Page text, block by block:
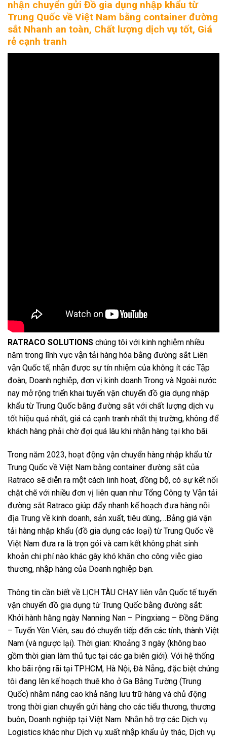
nhận chuyển gửi Đồ gia dụng nhập khẩu từ
Trung Quốc về Việt Nam bằng container đường
sắt Nhanh an toàn, Chất lượng dịch vụ tốt, Giá
rẻ cạnh tranh
RATRACO SOLUTIONS chúng tôi với kinh nghiệm nhiều
năm trong lĩnh vực vận tải hàng hóa bằng đường sắt Liên
vận Quốc tế, nhận được sự tín nhiệm của không ít các Tập
đoàn, Doanh nghiệp, đơn vị kinh doanh Trong và Ngoài nước
nay mở rộng triển khai tuyến vận chuyển đồ gia dụng nhập
khẩu từ Trung Quốc bằng đường sắt với chất lượng dịch vụ
tốt hiệu quả nhất, giá cả cạnh tranh nhất thị trường, không để
khách hàng phải chờ đợi quá lâu khi nhận hàng tại kho bãi.
Trong năm 2023, hoạt động vận chuyển hàng nhập khẩu từ
Trung Quốc về Việt Nam bằng container đường sắt của
Ratraco sẽ diễn ra một cách linh hoat, đồng bộ, có sự kết nối
chặt chẽ với nhiều đơn vị liên quan như Tổng Công ty Vận tải
đường sắt Ratraco giúp đẩy nhanh kế hoạch đưa hàng nội
địa Trung về kinh doanh, sản xuất, tiêu dùng,…Bảng giá vận
tải hàng nhập khẩu (đồ gia dụng các loại) từ Trung Quốc về
Việt Nam đưa ra là trọn gói và cam kết không phát sinh
khoản chi phí nào khác gây khó khăn cho công việc giao
thương, nhập hàng của Doanh nghiệp bạn.
Thông tin cần biết về LỊCH TÀU CHẠY liên vận Quốc tế tuyến
vận chuyển đồ gia dụng từ Trung Quốc bằng đường sắt:
Khởi hành hằng ngày Nanning Nan – Pingxiang – Đồng Đăng
– Tuyến Yên Viên, sau đó chuyển tiếp đến các tỉnh, thành Việt
Nam (và ngược lại). Thời gian: Khoảng 3 ngày (không bao
gồm thời gian làm thủ tục tại các ga biên giới). Với hệ thống
kho bãi rộng rãi tại TPHCM, Hà Nội, Đà Nẵng, đặc biệt chúng
tôi đang lên kế hoạch thuê kho ở Ga Bằng Tường (Trung
Quốc) nhằm nâng cao khả năng lưu trữ hàng và chủ động
trong thời gian chuyển gửi hàng cho các tiểu thương, thương
buôn, Doanh nghiệp tại Việt Nam. Nhận hỗ trợ các Dịch vụ
Logistics khác như Dịch vụ xuất nhập khẩu ủy thác, Dịch vụ